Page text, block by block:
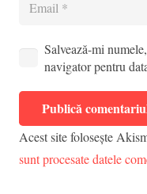
Salvează-mi
navigator pentru
Publică
Acest site folosește
sunt procesate datele